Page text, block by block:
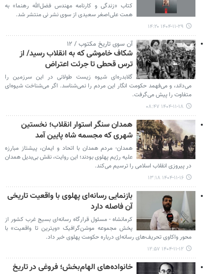
کتاب «زندگی و کارنامه مهندس فضل‌الله رهنما» به
همت علی‌اصغر سعیدی از سوی نشر نی منتشر شد.
۱۴۰۴-۱۱-۲۹ ۱۴:۲۰
آن سوی تاریخ مکتوب / ۱۲
شکاف خاموشی که به انقلاب رسید/ از
ترس قحطی تا جرئت اعتراض
گلابدره‌ای شیوه زیست طولانی در این سرزمین را
می‌داند، و می‌فهمد حکومت انگار این مردم را نمی‌شناسد. اگر می‌شناخت شیوه‌ای
متفاوت را پیش می‌گرفت.
۱۴۰۴-۱۱-۱۸ ۰۸:۴۷
همدان سنگر استوار انقلاب؛ نخستین
شهری که مجسمه شاه پایین آمد
همدان- مردم همدان با اتحاد و ایمان، پیشتاز مبارزه
علیه رژیم پهلوی بودند؛ این روایت، نقش بی‌بدیل همدان
در پیروزی انقلاب اسلامی را ترسیم می‌کند.
۱۴۰۴-۱۱-۱۶ ۱۳:۱۸
بازنمایی رسانه‌ای پهلوی با واقعیت تاریخی
آن فاصله دارد
کرمانشاه - مسئول قرارگاه رسانه‌ای بسیج غرب کشور از
پخش مجموعه موشن‌گرافیک «ویترین تا واقعیت» با
محور واکاوی تحریف‌های رسانه‌ای درباره حکومت پهلوی خبر داد.
۱۴۰۴-۱۱-۱۲ ۱۲:۵۷
خانواده‌های الهام‌بخش؛ فروغی در تاریخ